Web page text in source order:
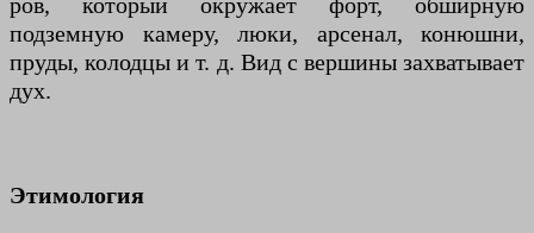
подземную камеру, люки, арсенал, конюшни,
пруды, колодцы и т. д. Вид с вершины захватывает
дух.
Этимология